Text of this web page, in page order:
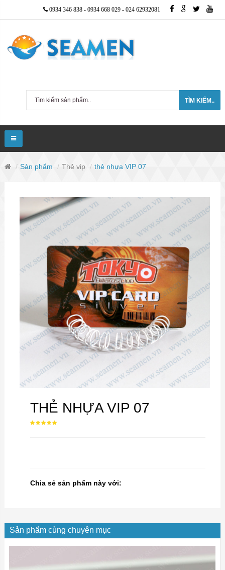
0934 346 838 - 0934 668 029 - 024 62932081
TÌM KIẾM..
Sản phẩm Thẻ vip thẻ nhựa VIP 07
THẺ NHỰA VIP 07
Chia sẻ sản phẩm này với:
Sản phẩm cùng chuyên mục